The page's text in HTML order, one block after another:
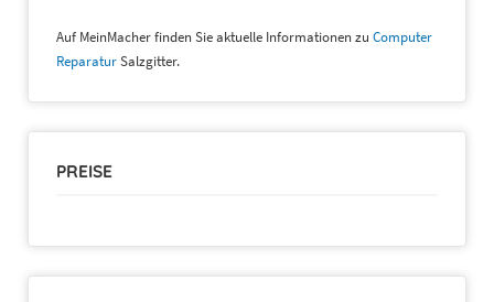
Auf MeinMacher finden Sie aktuelle Informationen zu Computer
ReparaturSalzgitter.
PREISE